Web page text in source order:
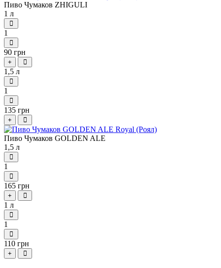
Пиво Чумаков ZHIGULI
1 л
1
90 грн
+
1,5 л
1
135 грн
+
Пиво Чумаков GOLDEN ALE
1,5 л
1
165 грн
+
1 л
1
110 грн
+